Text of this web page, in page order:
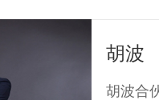
胡波
胡波合